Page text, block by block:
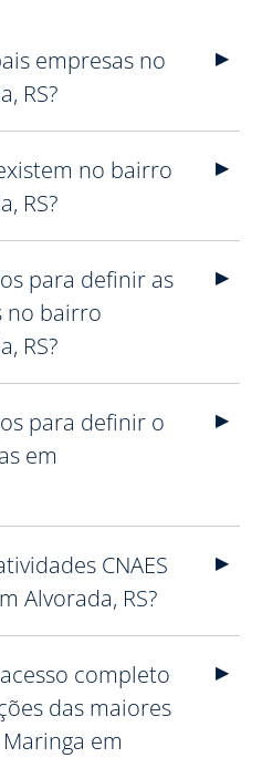
empresas no
RS?
no bairro
RS?
para definir as
no bairro
RS?
para definir o
em
CNAES
Alvorada, RS?
completo
das maiores
em